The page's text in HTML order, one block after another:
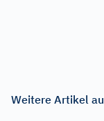
Weitere Artikel